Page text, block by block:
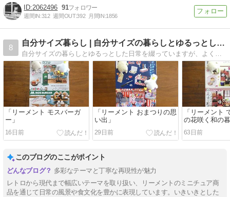
2062496 91
週間IN:312 週間OUT:392 月間IN:1856
8
自分サイズ暮らし | 自分サイズの暮らしとゆるっとした…
自分サイズの暮らしとゆるっとした日常を綴っていますが、よく食ブログ化します
「リーメント モスバーガ
ー」
16日前
「リーメント おまつりの思
い出」
29日前
「リーメント
の花咲く和の
63日前
このブログのここがポイント
多彩なテーマと丁寧な再現性が魅力
レトロから現代まで幅広いテーマを取り扱い、リーメントのミニチュア商
品を通じて日常の風景や食文化を豊かに表現しています。いきいきとした